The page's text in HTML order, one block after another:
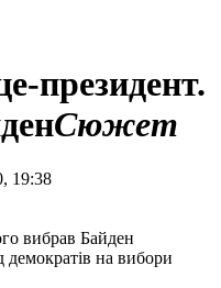
президент.
Сюжет
19:38
демократів на вибори